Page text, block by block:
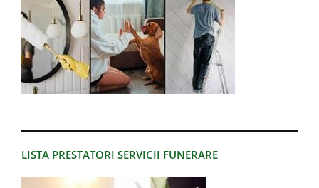
LISTA PRESTATORI SERVICII FUNERARE